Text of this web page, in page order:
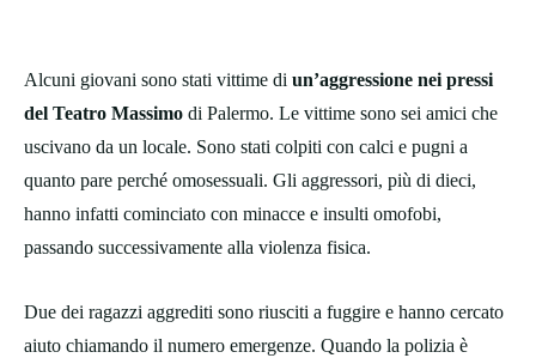
Alcuni giovani sono stati vittime di un’aggressione nei pressi
del Teatro Massimo di Palermo. Le vittime sono sei amici che
uscivano da un locale. Sono stati colpiti con calci e pugni a
quanto pare perché omosessuali. Gli aggressori, più di dieci,
hanno infatti cominciato con minacce e insulti omofobi,
passando successivamente alla violenza fisica.
Due dei ragazzi aggrediti sono riusciti a fuggire e hanno cercato
aiuto chiamando il numero emergenze. Quando la polizia è